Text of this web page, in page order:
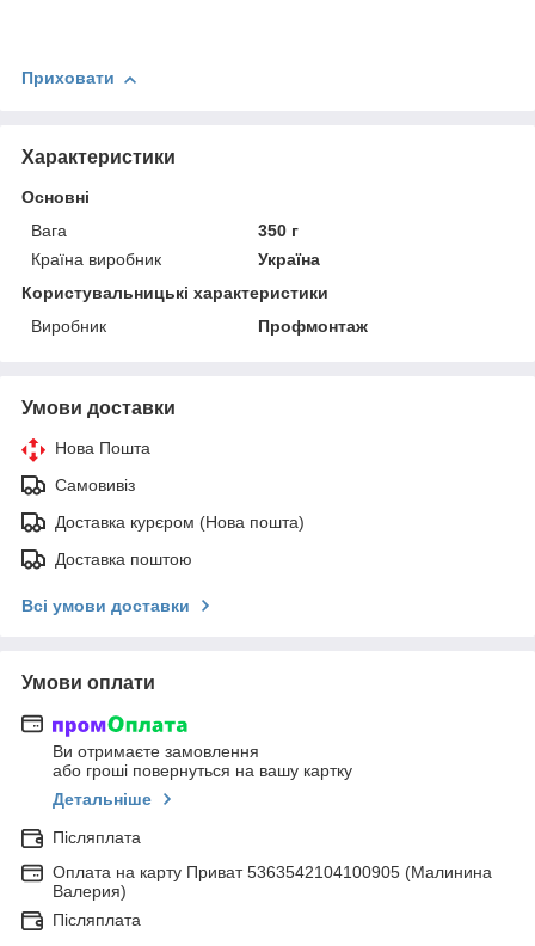
Приховати
Характеристики
Основні
Вага
350 г
Країна виробник
Україна
Користувальницькі характеристики
Виробник
Профмонтаж
Умови доставки
Нова Пошта
Самовивіз
Доставка курєром (Нова пошта)
Доставка поштою
Всі умови доставки
Умови оплати
Ви отримаєте замовлення
або гроші повернуться на вашу картку
Детальніше
Післяплата
Оплата на карту Приват 5363542104100905 (Малинина
Валерия)
Післяплата